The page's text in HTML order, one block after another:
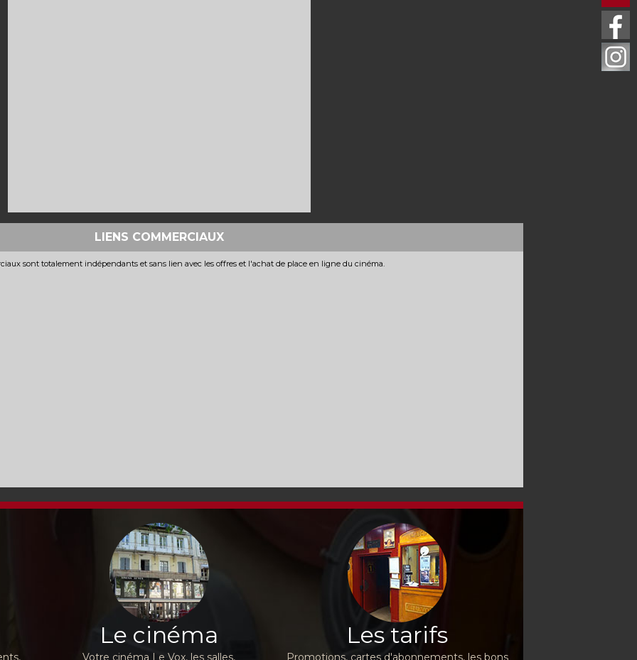
LIENS COMMERCIAUX
sont totalement indépendants et sans lien avec les offres et l'achat de place en ligne du cinéma.
Le cinéma
Votre cinéma Le Vox, les salles,
Les tarifs
Promotions, cartes d'abonnements, les bons